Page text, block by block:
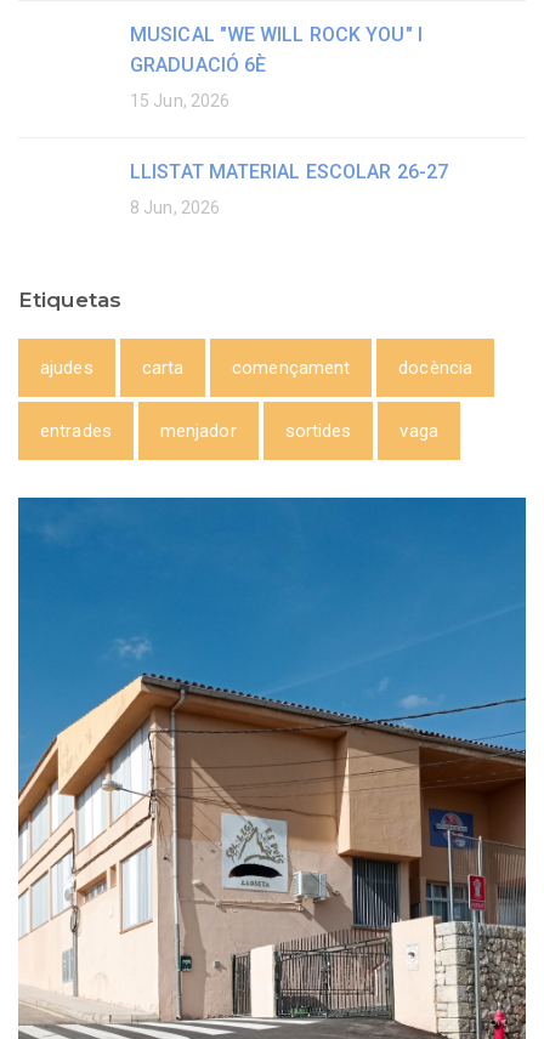
MUSICAL "WE WILL ROCK YOU" I
GRADUACIÓ 6È
15 Jun, 2026
LLISTAT MATERIAL ESCOLAR 26-27
8 Jun, 2026
Etiquetas
ajudes carta començament docència
entrades menjador sortides vaga